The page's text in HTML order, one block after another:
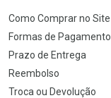
Como Comprar no Site
Formas de Pagamento
Prazo de Entrega
Reembolso
Troca ou Devolução